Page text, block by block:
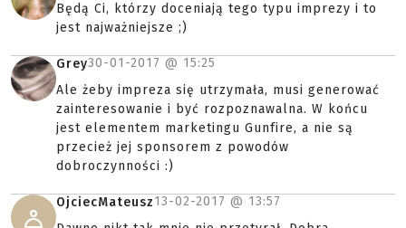
Będą Ci, którzy doceniają tego typu imprezy i to
jest najważniejsze ;)
Grey30-01-2017 @ 15:25
Ale żeby impreza się utrzymała, musi generować
zainteresowanie i być rozpoznawalna. W końcu
jest elementem marketingu Gunfire, a nie są
przecież jej sponsorem z powodów
dobroczynności :)
OjciecMateusz13-02-2017 @ 13:57